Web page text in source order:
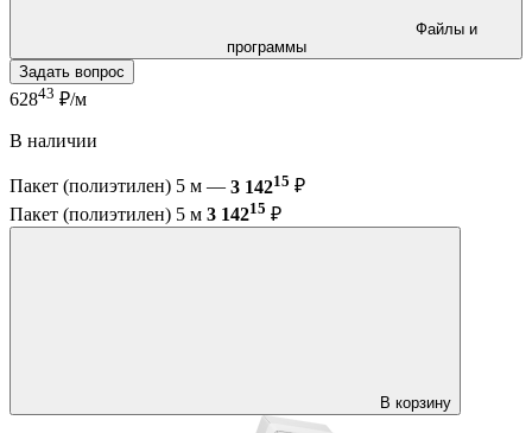
программы
Задать вопрос
62843 ₽/м
В наличии
Пакет (полиэтилен) 5 м — 3 14215 ₽
Пакет (полиэтилен) 5 м 3 14215 ₽
В корзину